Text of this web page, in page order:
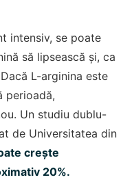
intensiv, se poate
să lipsească și, ca
L-arginina este
perioadă,
Un studiu dublu-
de Universitatea din
crește
20%.